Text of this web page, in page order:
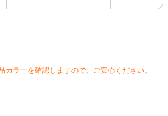
カラーを確認しますので、ご安心ください。